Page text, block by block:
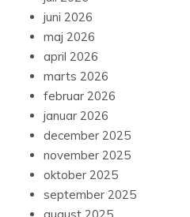
juni 2026
maj 2026
april 2026
marts 2026
februar 2026
januar 2026
december 2025
november 2025
oktober 2025
september 2025